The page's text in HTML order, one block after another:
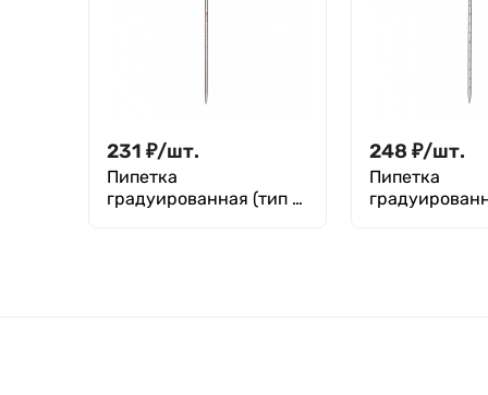
231 ₽/шт.
Пипетка
градуированная (тип 3
248 ₽/шт.
Пипетка